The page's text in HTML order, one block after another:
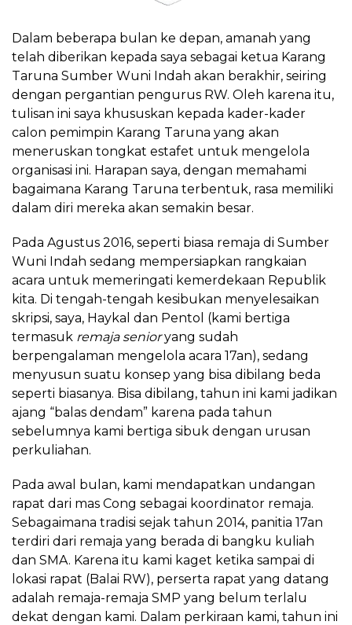
Dalam beberapa bulan ke depan, amanah yang
telah diberikan kepada saya sebagai ketua Karang
Taruna Sumber Wuni Indah akan berakhir, seiring
dengan pergantian pengurus RW. Oleh karena itu,
tulisan ini saya khususkan kepada kader-kader
calon pemimpin Karang Taruna yang akan
meneruskan tongkat estafet untuk mengelola
organisasi ini. Harapan saya, dengan memahami
bagaimana Karang Taruna terbentuk, rasa memiliki
dalam diri mereka akan semakin besar.
Pada Agustus 2016, seperti biasa remaja di Sumber
Wuni Indah sedang mempersiapkan rangkaian
acara untuk memeringati kemerdekaan Republik
kita. Di tengah-tengah kesibukan menyelesaikan
skripsi, saya, Haykal dan Pentol (kami bertiga
termasuk remaja senioryang sudah
berpengalaman mengelola acara 17an), sedang
menyusun suatu konsep yang bisa dibilang beda
seperti biasanya. Bisa dibilang, tahun ini kami jadikan
ajang “balas dendam” karena pada tahun
sebelumnya kami bertiga sibuk dengan urusan
perkuliahan.
Pada awal bulan, kami mendapatkan undangan
rapat dari mas Cong sebagai koordinator remaja.
Sebagaimana tradisi sejak tahun 2014, panitia 17an
terdiri dari remaja yang berada di bangku kuliah
dan SMA. Karena itu kami kaget ketika sampai di
lokasi rapat (Balai RW), perserta rapat yang datang
adalah remaja-remaja SMP yang belum terlalu
dekat dengan kami. Dalam perkiraan kami, tahun ini